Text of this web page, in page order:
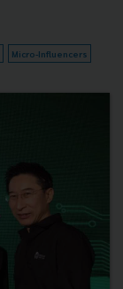
Micro-Influencers